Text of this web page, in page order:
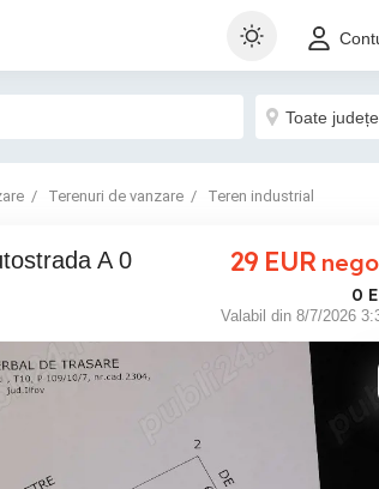
Terenuri de vanzare Teren industrial
A 0 29 EUR
0
Valabil din 8/7/2026